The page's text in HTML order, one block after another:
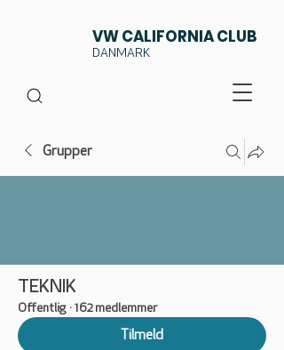
VW CALIFORNIA CLUB
DANMARK
Grupper
TEKNIK
Offentlig · 162 medlemmer
Tilmeld